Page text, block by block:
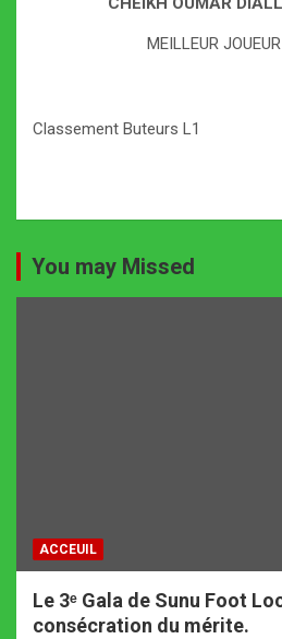
MEILLEUR
Classement Buteurs L1
You may Missed
ACCEUIL
Le 3ᵉ Gala de Sunu Foot
consécration du mérite.